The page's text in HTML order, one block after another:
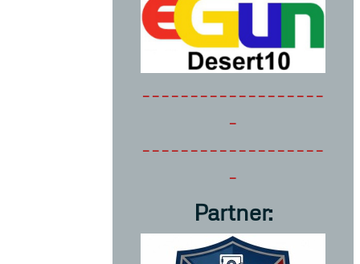
-------------------
-
-------------------
-
Partner: